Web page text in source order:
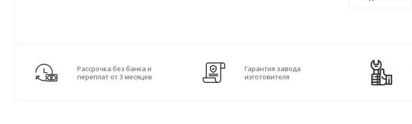
Рассрочка без банка и
переплат от 3 месяцев
Гарантия завода
изготовителя